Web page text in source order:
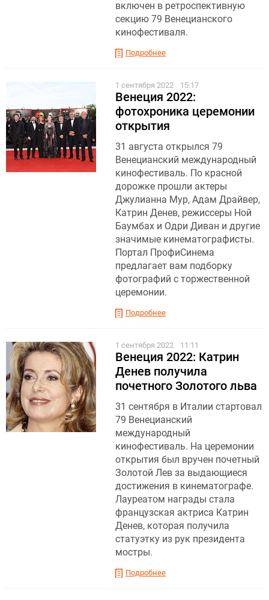
включен в ретроспективную
секцию 79 Венецианского
кинофестиваля.
Подробнее
1 сентября 2022 15:17
Венеция 2022:
фотохроника церемонии
открытия
31 августа открылся 79
Венецианский международный
кинофестиваль. По красной
дорожке прошли актеры
Джулианна Мур, Адам Драйвер,
Катрин Денев, режиссеры Ной
Баумбах и Одри Диван и другие
значимые кинематографисты.
Портал ПрофиСинема
предлагает вам подборку
фотографий с торжественной
церемонии.
Подробнее
1 сентября 2022 11:11
Венеция 2022: Катрин
Денев получила
почетного Золотого льва
31 сентября в Италии стартовал
79 Венецианский
международный
кинофестиваль. На церемонии
открытия был вручен почетный
Золотой Лев за выдающиеся
достижения в кинематографе.
Лауреатом награды стала
французская актриса Катрин
Денев, которая получила
статуэтку из рук президента
мостры.
Подробнее